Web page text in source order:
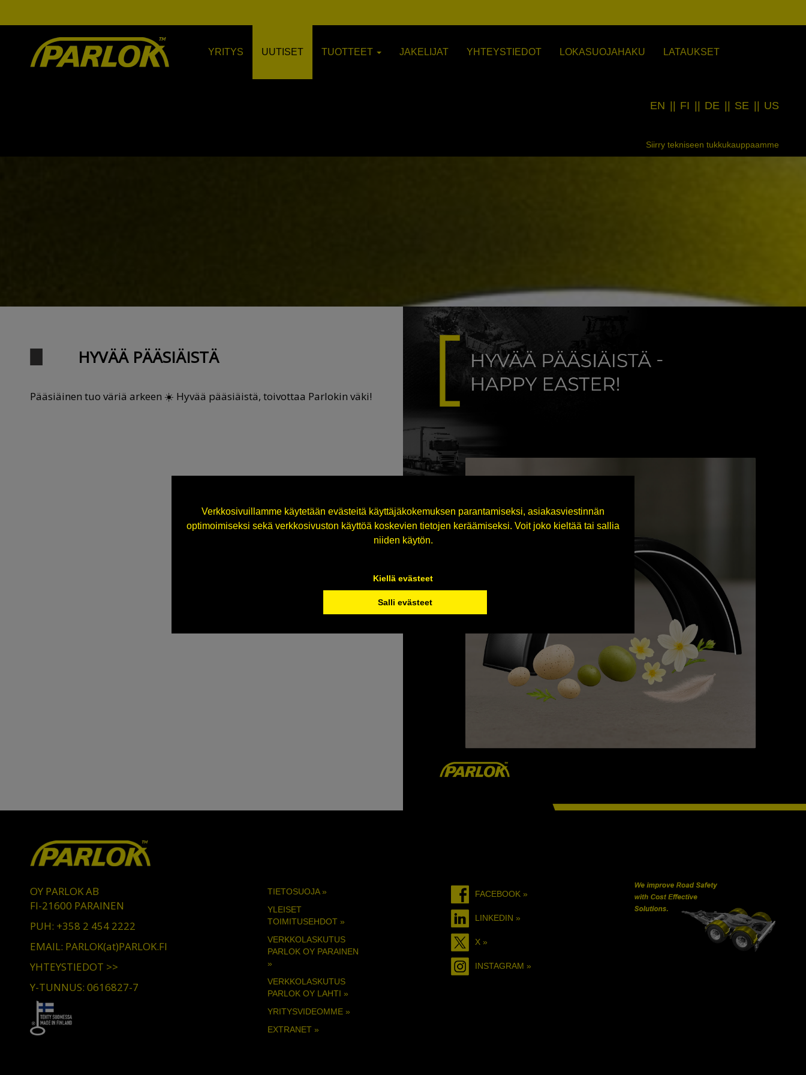
Verkkosivuillamme käytetään evästeitä käyttäjäkokemuksen parantamiseksi, asiakasviestinnän
optimoimiseksi sekä verkkosivuston käyttöä koskevien tietojen keräämiseksi. Voit joko kieltää tai sallia
niiden käytön.
Kiellä evästeet
Salli evästeet
YRITYS UUTISET TUOTTEET JAKELIJAT YHTEYSTIEDOT LOKASUOJAHAKU LATAUKSET
EN FI DE SE US
Siirry tekniseen tukkukauppaamme
HYVÄÄ PÄÄSIÄISTÄ
Pääsiäinen tuo väriä arkeen ☀️ Hyvää pääsiäistä, toivottaa Parlokin väki!
OY PARLOK AB
FI-21600 PARAINEN
PUH: +358 2 454 2222
EMAIL: PARLOK(at)PARLOK.FI
YHTEYSTIEDOT >>
Y-TUNNUS: 0616827-7
TIETOSUOJA »
YLEISET
TOIMITUSEHDOT »
VERKKOLASKUTUS
PARLOK OY PARAINEN
»
VERKKOLASKUTUS
PARLOK OY LAHTI »
YRITYSVIDEOMME »
EXTRANET »
FACEBOOK »
LINKEDIN »
X »
INSTAGRAM »